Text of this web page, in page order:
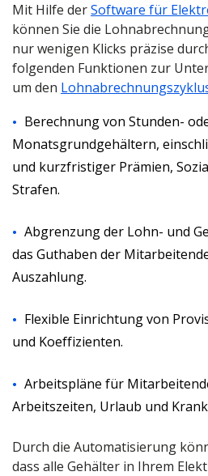
Mit Hilfe derSoftware für
können Sie die
nur wenigen Klicks präzise
folgenden Funktionen zur
um den
Berechnung von Stunden-
Monatsgrundgehältern,
und kurzfristiger Prämien,
Strafen.
Abgrenzung der Lohn- und
das Guthaben der
Auszahlung.
Flexible Einrichtung von
und Koeffizienten.
Arbeitspläne für
Arbeitszeiten, Urlaub und
Durch die Automatisierung
dass alle Gehälter in Ihrem